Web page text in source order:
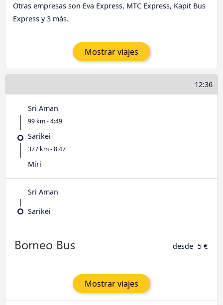
Otras empresas son Eva Express, MTC Express, Kapit Bus
Express y 3 más.
Mostrar viajes
12:36
Sri Aman
99 km - 4:49
Sarikei
377 km - 8:47
Miri
Sri Aman
Sarikei
desde 5 €
Mostrar viajes